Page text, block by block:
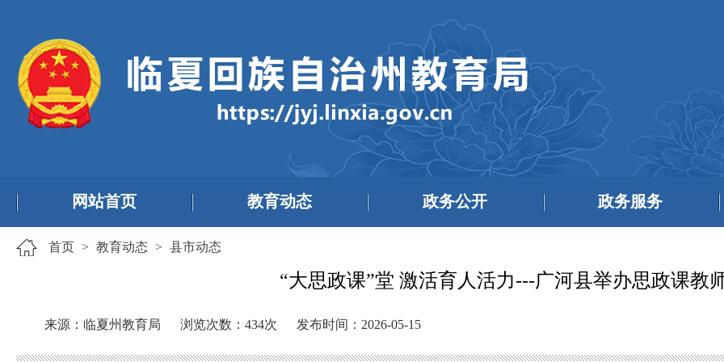
网站首页 教育动态 政务公开 政务服务
首页 > 教育动态 > 县市动态
“大思政课”堂 激活育人活力---广河县举办思政课教
来源：临夏州教育局 浏览次数： 434次 发布时间：2026-05-15